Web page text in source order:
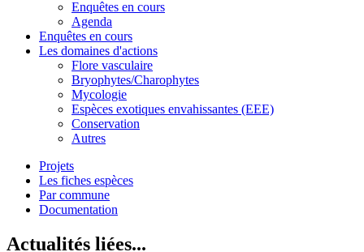
Enquêtes en cours
Agenda
Enquêtes en cours
Les domaines d'actions
Flore vasculaire
Bryophytes/Charophytes
Mycologie
Espèces exotiques envahissantes (EEE)
Conservation
Autres
Projets
Les fiches espèces
Par commune
Documentation
Actualités liées...